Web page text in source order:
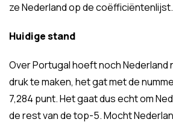
ze Nederland op de coëfficiëntenlijst.
Huidige stand
Over Portugal hoeft noch Nederland
druk te maken, het gat met de
7,284 punt. Het gaat dus echt om
de rest van de top-5. Mocht